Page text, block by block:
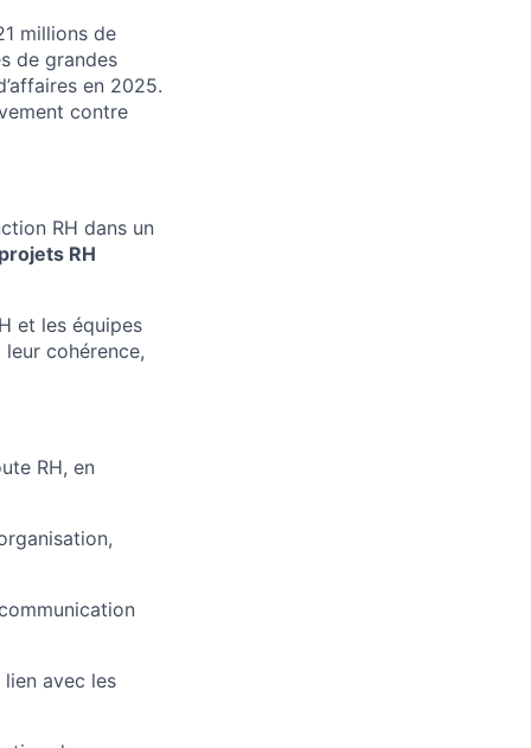
millions de
de grandes
en 2025.
contre
RH dans un
RH
et les équipes
cohérence,
RH, en
lien avec les